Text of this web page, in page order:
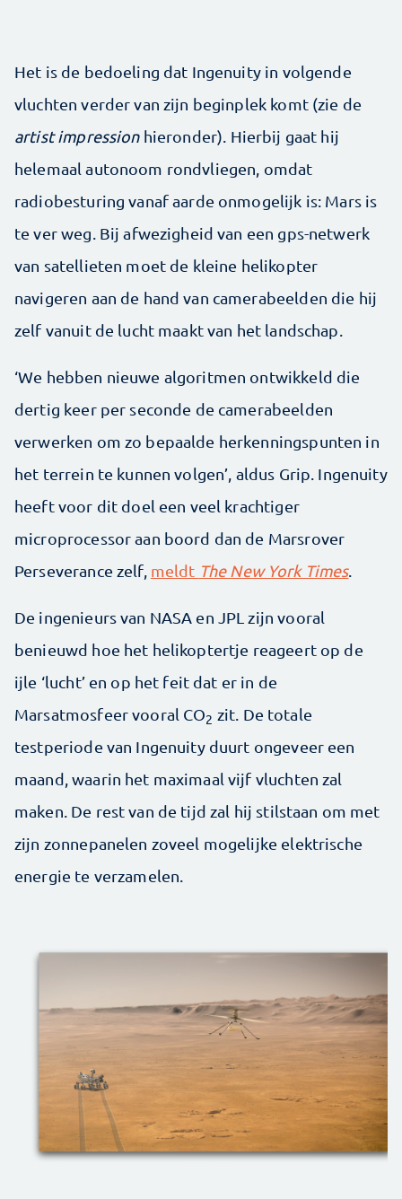
Het is de bedoeling dat Ingenuity in volgende
vluchten verder van zijn beginplek komt (zie de
artist impressionhieronder). Hierbij gaat hij
helemaal autonoom rondvliegen, omdat
radiobesturing vanaf aarde onmogelijk is: Mars is
te ver weg. Bij afwezigheid van een gps-netwerk
van satellieten moet de kleine helikopter
navigeren aan de hand van camerabeelden die hij
zelf vanuit de lucht maakt van het landschap.
‘We hebben nieuwe algoritmen ontwikkeld die
dertig keer per seconde de camerabeelden
verwerken om zo bepaalde herkenningspunten in
het terrein te kunnen volgen’, aldus Grip. Ingenuity
heeft voor dit doel een veel krachtiger
microprocessor aan boord dan de Marsrover
Perseverance zelf, meldt The New York Times.
De ingenieurs van NASA en JPL zijn vooral
benieuwd hoe het helikoptertje reageert op de
ijle ‘lucht’ en op het feit dat er in de
Marsatmosfeer vooral CO2 zit. De totale
testperiode van Ingenuity duurt ongeveer een
maand, waarin het maximaal vijf vluchten zal
maken. De rest van de tijd zal hij stilstaan om met
zijn zonnepanelen zoveel mogelijke elektrische
energie te verzamelen.